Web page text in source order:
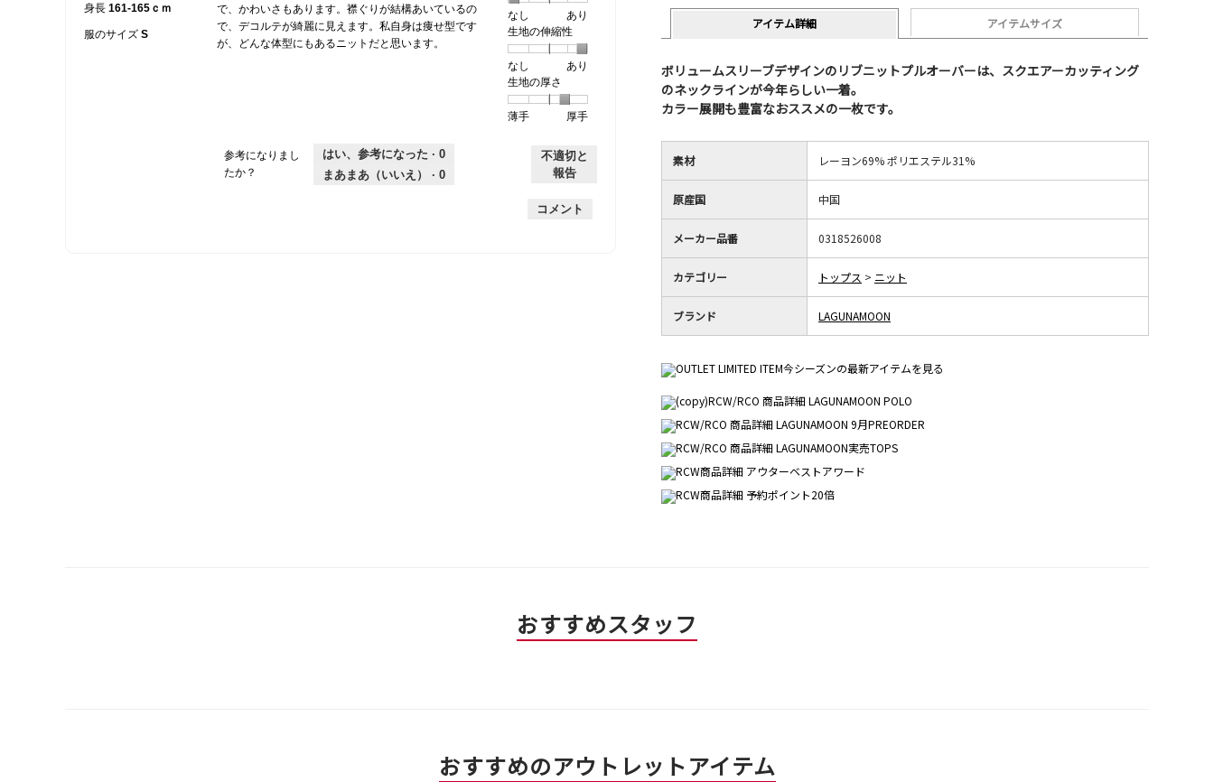
身長 161-165ｃｍ
服のサイズ S
個
で
す。
で、かわいさもあります。襟ぐりが結構あいているの
で、デコルテが綺麗に見えます。私自身は痩せ型です
が、どんな体型にもあるニットだと思います。
なし
1
個
な
し
あり
の
評
は
あ
地
の
け
感,
的
な
価
生地の伸縮性
なし
1
個
し
あり
の
評
あ
り
地
の
性,
平
的
生地の厚さ
薄手
個
は
手
厚手
評
価
厚
の
厚
平
参考になりまし
たか？
はい、参考になった · 0
まあまあ（いいえ） · 0
不適切と
報告
コメント
アイテム詳細 アイテムサイズ
ボリュームスリーブデザインのリブニットプルオーバーは、スクエアーカッティング
のネックラインが今年らしい一着。
カラー展開も豊富なおススメの一枚です。
素材 レーヨン69% ポリエステル31%
原産国 中国
メーカー品番 0318526008
カテゴリー トップス > ニット
ブランド LAGUNAMOON
おすすめスタッフ
おすすめのアウトレットアイテム